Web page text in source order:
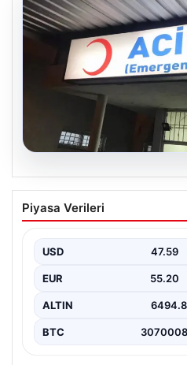
05.08.2026
Dereye düştü: 3
hayatını kaybetti
Piyasa Verileri
USD 47.59
EUR 55.20
ALTIN 6494.8
BTC 3070008